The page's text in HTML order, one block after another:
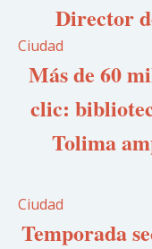
Director
Ciudad
Más de 60
clic:
Tolima
Ciudad
Temporada